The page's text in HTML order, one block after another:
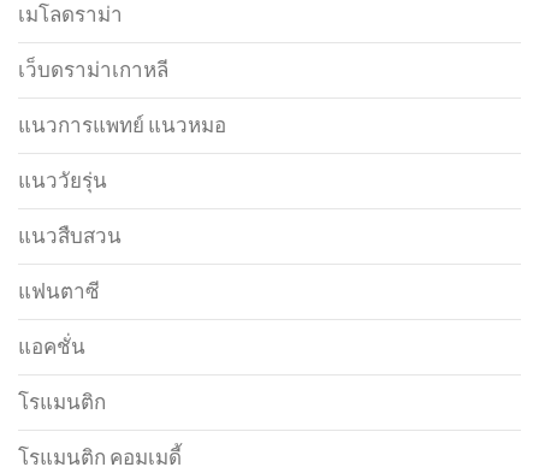
เมโลดราม่า
เว็บดราม่าเกาหลี
แนวการแพทย์ แนวหมอ
แนววัยรุ่น
แนวสืบสวน
แฟนตาซี
แอคชั่น
โรแมนติก
โรแมนติก คอมเมดี้